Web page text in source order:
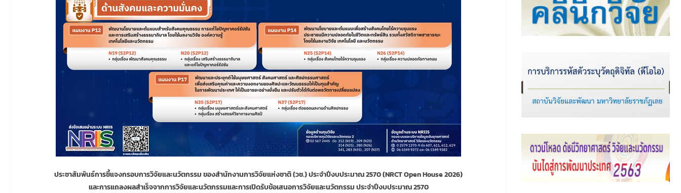
ประชาสัมพันธ์การชี้แจงกรอบการวิจัยและนวัตกรรม ของสำนักงานการวิจัยแห่งชาติ (วช.) ประจำปีงบประมาณ 2570 (NRCT Open House 2026)
และการแถลงผลสำเร็จจากการวิจัยและนวัตกรรมและการเปิดรับข้อเสนอการวิจัยและนวัตกรรม ประจำปีงบประมาณ 2570